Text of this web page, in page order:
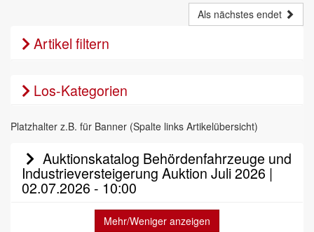
Als nächstes endet
Artikel filtern
Los-Kategorien
Platzhalter z.B. für Banner (Spalte links Artikelübersicht)
Auktionskatalog Behördenfahrzeuge und
Industrieversteigerung Auktion Juli 2026 |
02.07.2026 - 10:00
Mehr/Weniger anzeigen